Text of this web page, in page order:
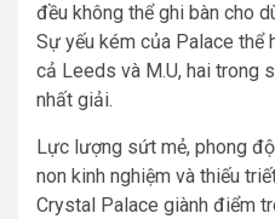
đều không thể ghi bàn cho
Sự yếu kém của Palace thể
cả Leeds và M.U, hai trong
nhất giải.
Lực lượng sứt mẻ, phong
non kinh nghiệm và thiếu
Crystal Palace giành điểm